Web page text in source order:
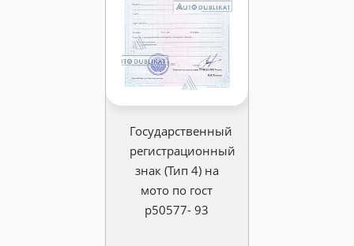
Государственный
регистрационный
знак (Тип 4) на
мото по гост
р50577- 93